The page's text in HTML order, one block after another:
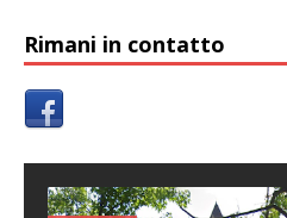
Rimani in contatto